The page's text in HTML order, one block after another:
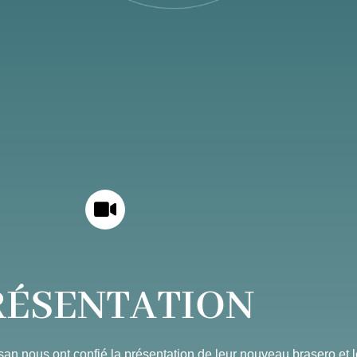
nous ont confié la présentation de leur nouveau brasero et